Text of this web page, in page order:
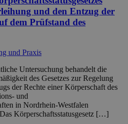
und den Entzug der
dem Prüfstand des
und Praxis
Untersuchung behandelt die
des Gesetzes zur Regelung
der Rechte einer Körperschaft des
und
in Nordrhein-Westfalen
Körperschaftsstatusgesetz […]